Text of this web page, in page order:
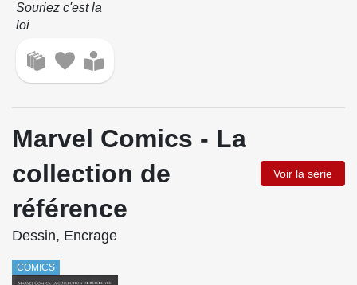
Souriez c'est la
loi
Marvel Comics - La
collection de
référence
Voir la série
Dessin, Encrage
COMICS